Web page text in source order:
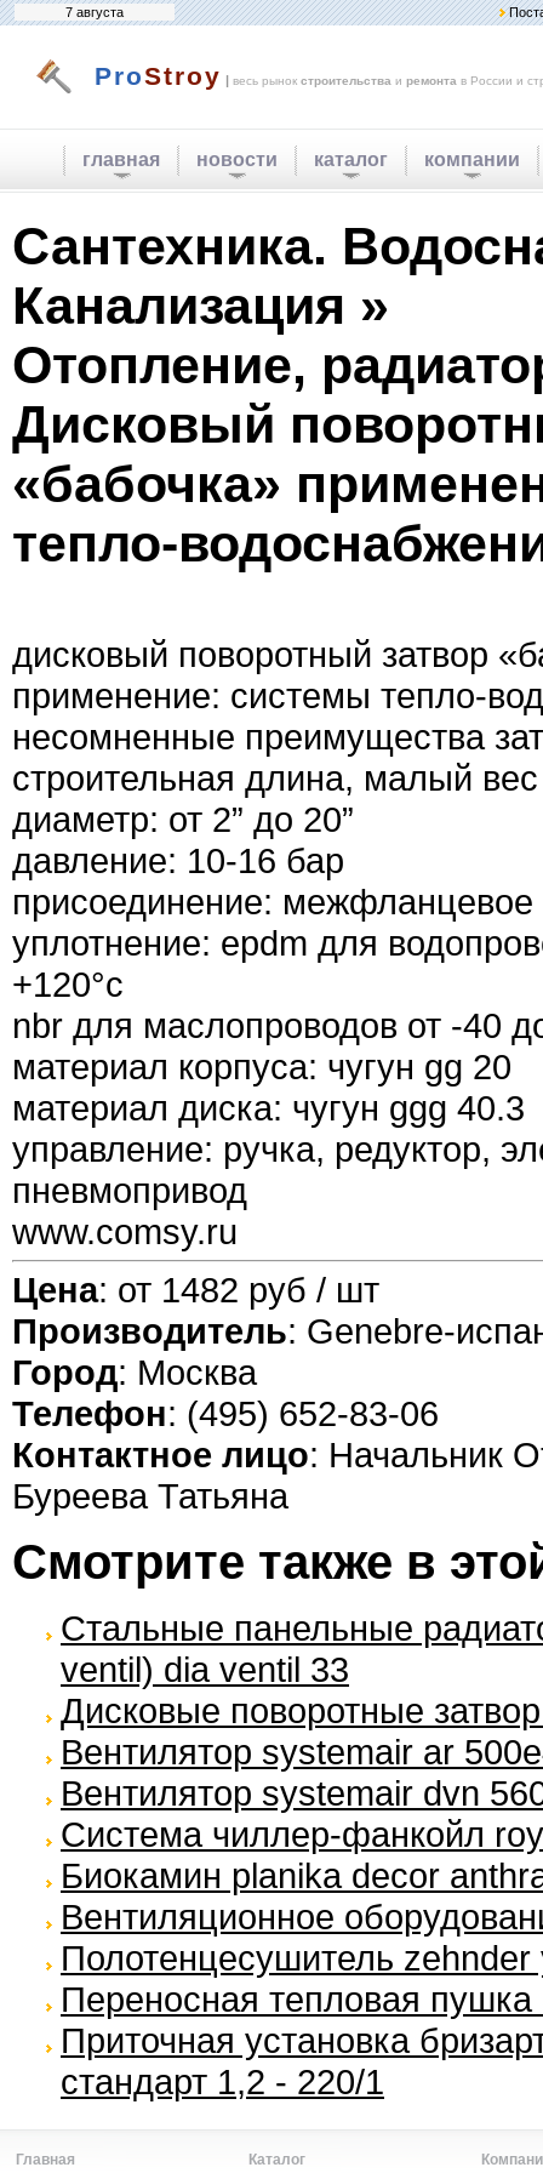
7 августа
ProStroy | весь рынок строительства и ремонта в России и
главная новости каталог компании
Сантехника.
Канализация »
Отопление,
Дисковый
«бабочка»
тепло-
дисковый поворотный затвор
применение: системы тепло-
несомненные преимущества
строительная длина, малый
диаметр: от 2” до 20”
давление: 10-16 бар
присоединение: межфланцевое
уплотнение: epdm для
+120°с
nbr для маслопроводов от -40
материал корпуса: чугун gg 20
материал диска: чугун ggg 40.3
управление: ручка, редуктор,
пневмопривод
www.comsy.ru
Цена: от 1482 руб / шт
Производитель: Genebre-
Город: Москва
Телефон: (495) 652-83-06
Контактное лицо: Начальник
Буреева Татьяна
Смотрите также в
Стальные панельные
ventil) dia ventil 33
Дисковые поворотные
Вентилятор systemair ar
Вентилятор systemair dvn
Система чиллер-фанкойл
Биокамин planika decor
Вентиляционное
Полотенцесушитель zehnder
Переносная тепловая
Приточная установка
стандарт 1,2 - 220/1
Главная Каталог